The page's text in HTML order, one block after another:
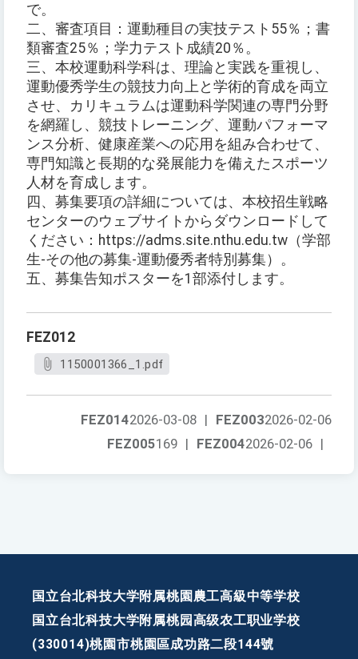
で。
二、審査項目：運動種目の実技テスト55％；書
類審査25％；学力テスト成績20％。
三、本校運動科学科は、理論と実践を重視し、
運動優秀学生の競技力向上と学術的育成を両立
させ、カリキュラムは運動科学関連の専門分野
を網羅し、競技トレーニング、運動パフォーマ
ンス分析、健康産業への応用を組み合わせて、
専門知識と長期的な発展能力を備えたスポーツ
人材を育成します。
四、募集要項の詳細については、本校招生戦略
センターのウェブサイトからダウンロードして
ください：https://adms.site.nthu.edu.tw（学部
生-その他の募集-運動優秀者特別募集）。
五、募集告知ポスターを1部添付します。
FEZ012
1150001366_1.pdf
FEZ0032026-02-06
FEZ0142026-03-08 |
FEZ0042026-02-06 |
FEZ005169 |
国立台北科技大学附属桃園農工高級中等学校
国立台北科技大学附属桃园高级农工职业学校
(330014)桃園市桃園區成功路二段144號